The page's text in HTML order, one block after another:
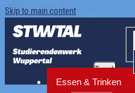
Skip to main content
Toggle
navigation
Essen & Trinken